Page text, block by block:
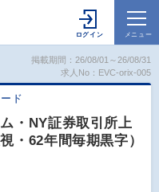
掲載期間：26/08/01～26/08/31
求人No：EVC-orix-005
ド
・NY証券取引所上
・62年間毎期黒字）